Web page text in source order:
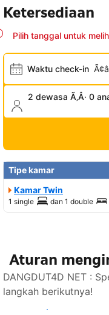
Ketersediaan
Pilih tanggal untuk
Waktu check-in
2 dewasa Ã‚Â· 0
Tipe kamar
Kamar Twin
1 single dan 1 double
Aturan
DANGDUT4D NET :
langkah berikutnya!
Lihat ketersediaan